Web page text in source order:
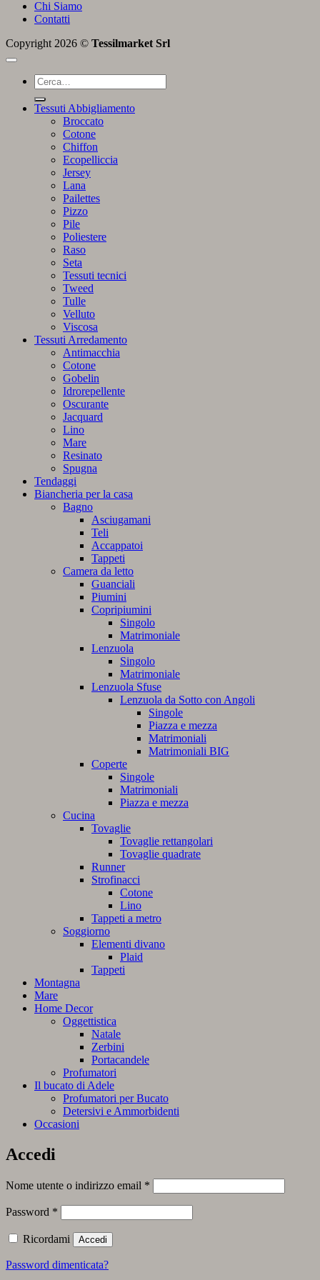
Chi Siamo
Contatti
Copyright 2026 © Tessilmarket Srl
Cerca:
Tessuti Abbigliamento
Broccato
Cotone
Chiffon
Ecopelliccia
Jersey
Lana
Pailettes
Pizzo
Pile
Poliestere
Raso
Seta
Tessuti tecnici
Tweed
Tulle
Velluto
Viscosa
Tessuti Arredamento
Antimacchia
Cotone
Gobelin
Idrorepellente
Oscurante
Jacquard
Lino
Mare
Resinato
Spugna
Tendaggi
Biancheria per la casa
Bagno
Asciugamani
Teli
Accappatoi
Tappeti
Camera da letto
Guanciali
Piumini
Copripiumini
Singolo
Matrimoniale
Lenzuola
Singolo
Matrimoniale
Lenzuola Sfuse
Lenzuola da Sotto con Angoli
Singole
Piazza e mezza
Matrimoniali
Matrimoniali BIG
Coperte
Singole
Matrimoniali
Piazza e mezza
Cucina
Tovaglie
Tovaglie rettangolari
Tovaglie quadrate
Runner
Strofinacci
Cotone
Lino
Tappeti a metro
Soggiorno
Elementi divano
Plaid
Tappeti
Montagna
Mare
Home Decor
Oggettistica
Natale
Zerbini
Portacandele
Profumatori
Il bucato di Adele
Profumatori per Bucato
Detersivi e Ammorbidenti
Occasioni
Accedi
Nome utente o indirizzo email *
Password *
Ricordami Accedi
Password dimenticata?